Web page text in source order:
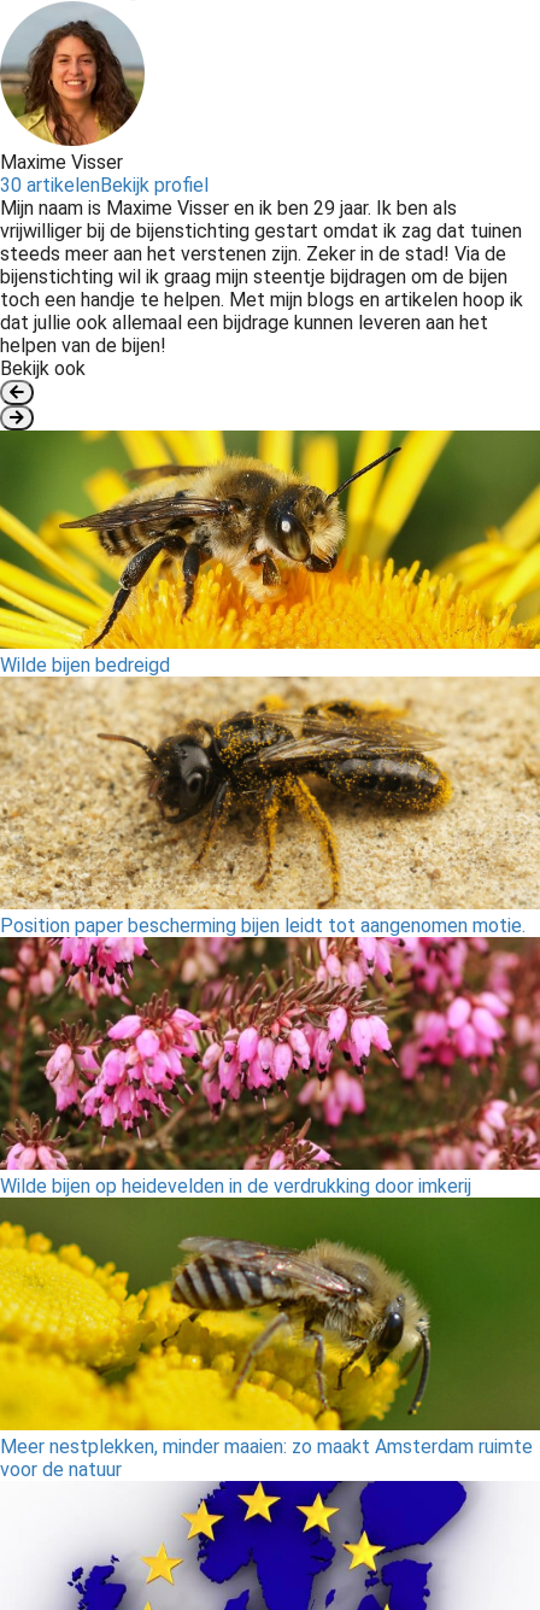
Maxime Visser
30 artikelenBekijk profiel
Mijn naam is Maxime Visser en ik ben 29 jaar. Ik ben als
vrijwilliger bij de bijenstichting gestart omdat ik zag dat tuinen
steeds meer aan het verstenen zijn. Zeker in de stad! Via de
bijenstichting wil ik graag mijn steentje bijdragen om de bijen
toch een handje te helpen. Met mijn blogs en artikelen hoop ik
dat jullie ook allemaal een bijdrage kunnen leveren aan het
helpen van de bijen!
Bekijk ook
Wilde bijen bedreigd
Position paper bescherming bijen leidt tot aangenomen motie.
Wilde bijen op heidevelden in de verdrukking door imkerij
Meer nestplekken, minder maaien: zo maakt Amsterdam ruimte
voor de natuur